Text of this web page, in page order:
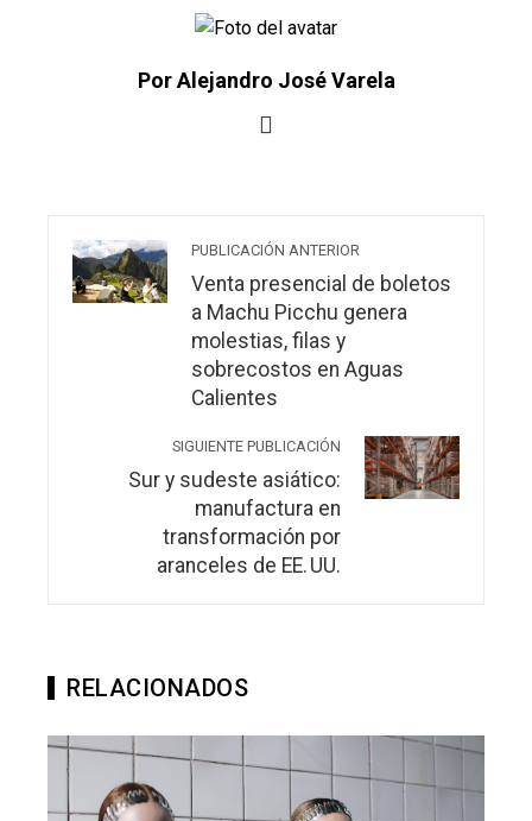
Por Alejandro José Varela
PUBLICACIÓN ANTERIOR
Venta presencial de boletos
a Machu Picchu genera
molestias, filas y
sobrecostos en Aguas
Calientes
SIGUIENTE PUBLICACIÓN
Sur y sudeste asiático:
manufactura en
transformación por
aranceles de EE. UU.
RELACIONADOS